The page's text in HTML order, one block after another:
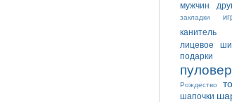
мужчин
закладки
канитель
лицевое
подарки
Рождество
шапочки